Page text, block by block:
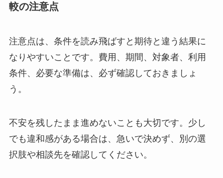
較の注意点
注意点は、条件を読み飛ばすと期待と違う結果に
なりやすいことです。費用、期間、対象者、利用
条件、必要な準備は、必ず確認しておきましょ
う。
不安を残したまま進めないこと も大切です。少し
でも違和感がある場合は、急いで決めず、別の選
択肢や相談先を確認してください。